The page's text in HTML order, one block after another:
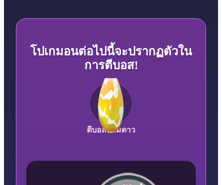
โปเกมอนต่อไปนี้จะปรากฏตัวใน
การตีบอส!
ตีบอสสามดาว